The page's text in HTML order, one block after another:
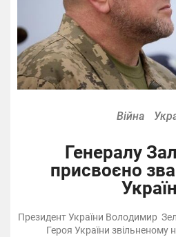
Війна
Генералу
присвоєно
Президент України Володимир
Героя України звільненому